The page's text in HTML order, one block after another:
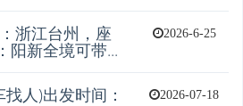
2026-6-25
浙江台州，座
阳新全境可带...
2026-07-18
人)出发时间：